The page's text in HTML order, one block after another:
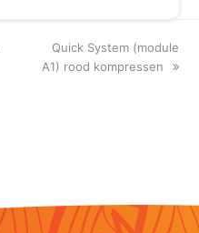
next
post:
Quick System (module
A1) rood kompressen